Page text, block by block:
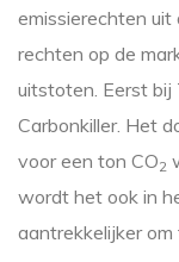
emissierechten uit
rechten op de
uitstoten. Eerst bij
Carbonkiller. Het
voor een ton CO2
wordt het ook in
aantrekkelijker om